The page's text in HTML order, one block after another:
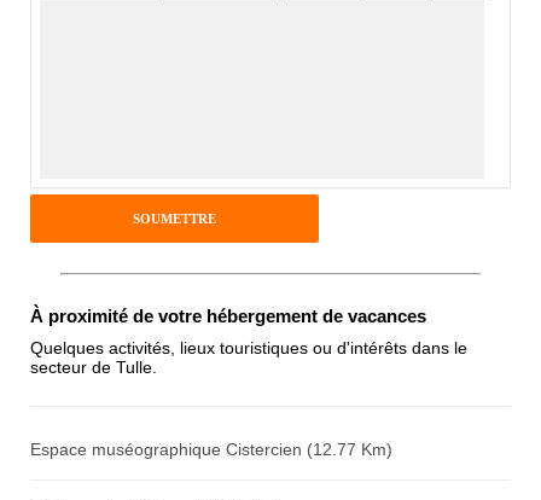
Antispam - Combien font 7x4 (en
chiffres) :
À proximité de votre hébergement de vacances
Quelques activités, lieux touristiques ou d'intérêts dans le
secteur de Tulle.
Espace muséographique Cistercien (12.77 Km)